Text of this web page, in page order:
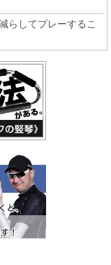
してプレーするこ